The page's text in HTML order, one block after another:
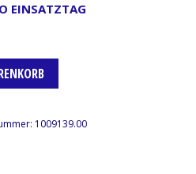
EINSATZTAG
1009139.00